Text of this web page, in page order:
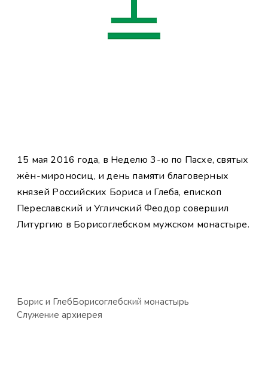
15 мая 2016 года, в Неделю 3-ю по Пасхе, святых
жён-мироносиц, и день памяти благоверных
князей Российских Бориса и Глеба, епископ
Переславский и Угличский Феодор совершил
Литургию в Борисоглебском мужском монастыре.
Борис и ГлебБорисоглебский монастырь
Служение архиерея